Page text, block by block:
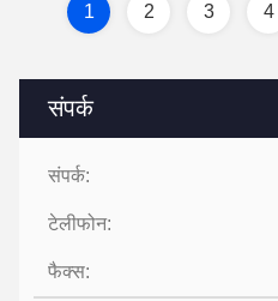
संपर्क
संपर्क:
टेलीफोन:
फैक्स:
1 2 3 4